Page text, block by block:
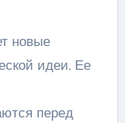
новые
идеи. Ее
перед